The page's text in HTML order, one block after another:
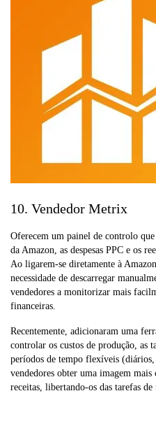
10. Vendedor Metrix
Oferecem um painel de controlo
da Amazon, as despesas PPC e os
Ao ligarem-se diretamente à
necessidade de descarregar
vendedores a monitorizar mais
financeiras.
Recentemente, adicionaram uma
controlar os custos de produção, as
períodos de tempo flexíveis
vendedores obter uma imagem mais
receitas, libertando-os das tarefas